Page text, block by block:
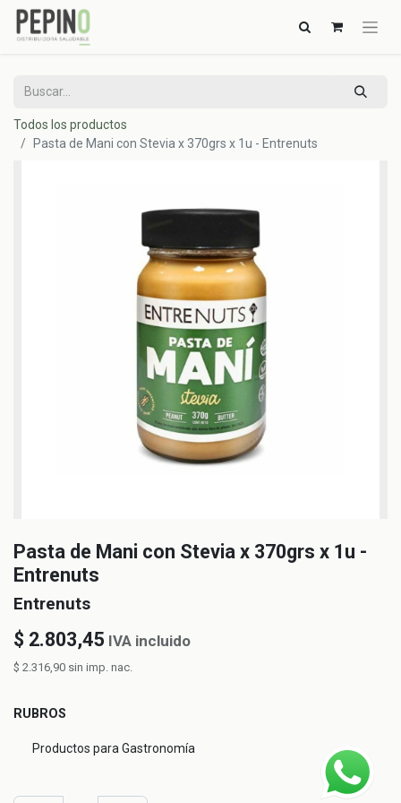
Todos los productos
Pasta de Mani con Stevia x 370grs x 1u - Entrenuts
Pasta de Mani con Stevia x 370grs x 1u -
Entrenuts
Entrenuts
$ 2.803,45 IVA incluido
$ 2.316,90 sin imp. nac.
RUBROS
Productos para Gastronomía